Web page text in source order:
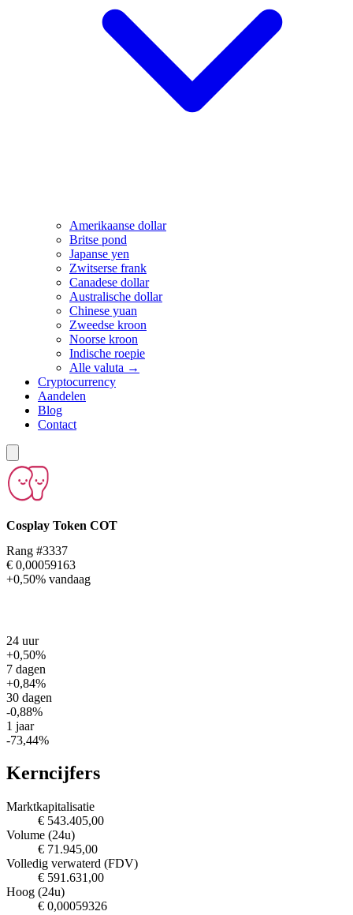
Amerikaanse dollar
Britse pond
Japanse yen
Zwitserse frank
Canadese dollar
Australische dollar
Chinese yuan
Zweedse kroon
Noorse kroon
Indische roepie
Alle valuta →
Cryptocurrency
Aandelen
Blog
Contact
Cosplay Token COT
Rang #3337
€ 0,00059163
+0,50% vandaag
24 uur
+0,50%
7 dagen
+0,84%
30 dagen
-0,88%
1 jaar
-73,44%
Kerncijfers
Marktkapitalisatie
€ 543.405,00
Volume (24u)
€ 71.945,00
Volledig verwaterd (FDV)
€ 591.631,00
Hoog (24u)
€ 0,00059326